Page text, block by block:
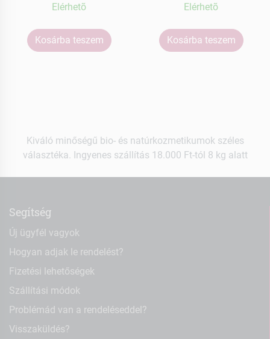
Elérhetõ
Kosárba teszem
Elérhetõ
Kosárba teszem
Kiváló minőségű bio- és natúrkozmetikumok széles
választéka. Ingyenes szállítás 18.000 Ft-tól 8 kg alatt
Segítség
Új ügyfél vagyok
Hogyan adjak le rendelést?
Fizetési lehetőségek
Szállítási módok
Problémád van a rendeléseddel?
Visszaküldés?